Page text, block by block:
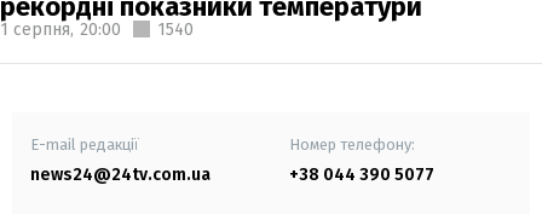
1 серпня, 20:00 1540
E-mail редакції
news24@24tv.com.ua
Номер телефону:
+38 044 390 5077